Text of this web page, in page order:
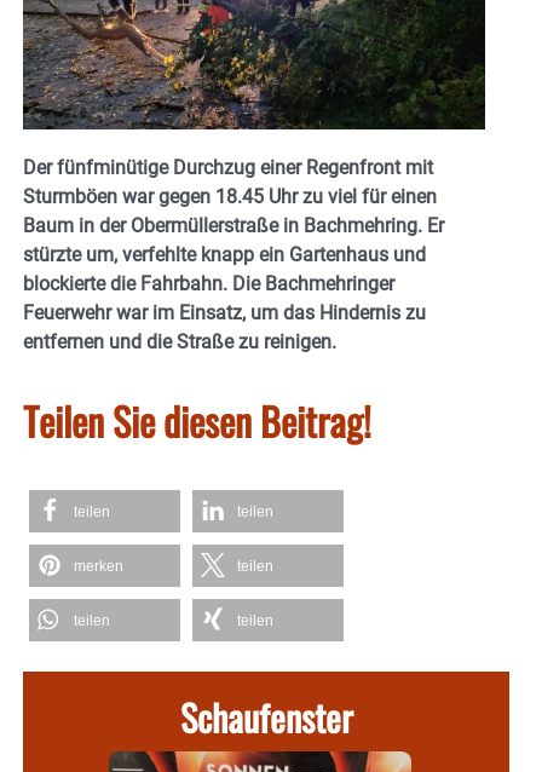
Der fünfminütige Durchzug einer Regenfront mit
Sturmböen war gegen 18.45 Uhr zu viel für einen
Baum in der Obermüllerstraße in Bachmehring. Er
stürzte um, verfehlte knapp ein Gartenhaus und
blockierte die Fahrbahn. Die Bachmehringer
Feuerwehr war im Einsatz, um das Hindernis zu
entfernen und die Straße zu reinigen.
Teilen Sie diesen Beitrag!
teilen teilen
merken teilen
teilen teilen
Schaufenster